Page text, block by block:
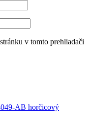
v tomto prehliadači